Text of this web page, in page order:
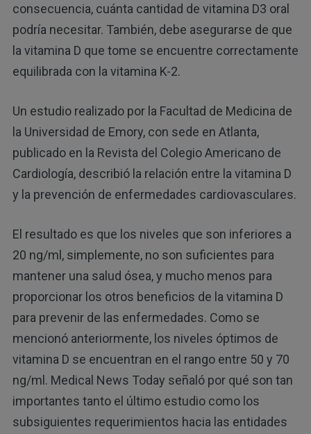
consecuencia, cuánta cantidad de vitamina D3 oral
podría necesitar. También, debe asegurarse de que
la vitamina D que tome se encuentre correctamente
equilibrada con la vitamina K-2.
Un estudio realizado por la Facultad de Medicina de
la Universidad de Emory, con sede en Atlanta,
publicado en la Revista del Colegio Americano de
Cardiología, describió la relación entre la vitamina D
y la prevención de enfermedades cardiovasculares.
El resultado es que los niveles que son inferiores a
20 ng/ml, simplemente, no son suficientes para
mantener una salud ósea, y mucho menos para
proporcionar los otros beneficios de la vitamina D
para prevenir de las enfermedades. Como se
mencionó anteriormente, los niveles óptimos de
vitamina D se encuentran en el rango entre 50 y 70
ng/ml. Medical News Today señaló por qué son tan
importantes tanto el último estudio como los
subsiguientes requerimientos hacia las entidades